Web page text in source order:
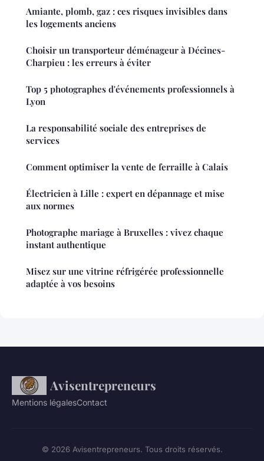
Amiante, plomb, gaz : ces risques invisibles dans
les logements anciens
Choisir un transporteur déménageur à Décines-
Charpieu : les erreurs à éviter
Top 5 photographes d'événements professionnels à
Lyon
La responsabilité sociale des entreprises de
services
Comment optimiser la vente de ferraille à Calais
Électricien à Lille : expert en dépannage et mise
aux normes
Photographe mariage à Bruxelles : vivez chaque
instant authentique
Misez sur une vitrine réfrigérée professionnelle
adaptée à vos besoins
Avisentrepreneurs
Mentions légalesContact
© 2026 Avisentrepreneurs. Tous droits réservés.